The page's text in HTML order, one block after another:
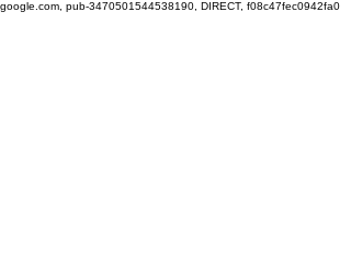
google.com, pub-3470501544538190, DIRECT, f08c47fec0942fa0